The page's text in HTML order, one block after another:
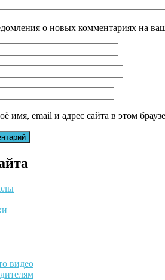
о новых комментариях на
имя, email и адрес сайта в этом
видео